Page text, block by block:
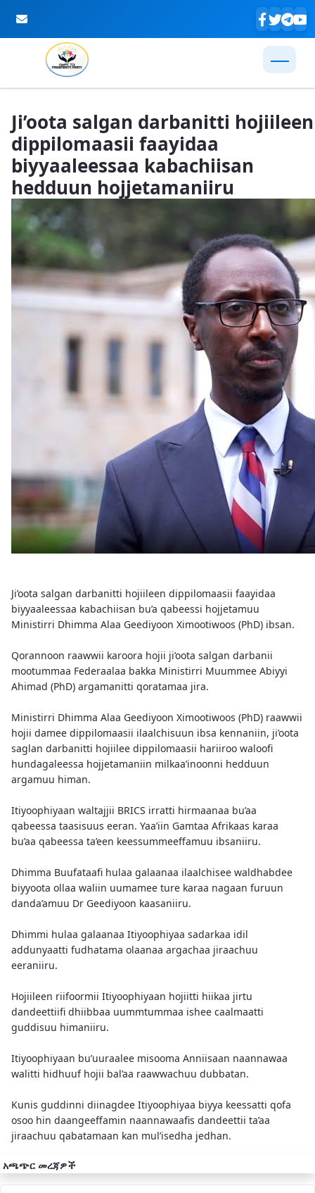
Ji’oota salgan darbanitti hojiileen
dippilomaasii faayidaa
biyyaaleessaa kabachiisan
hedduun hojjetamaniiru
Ji’oota salgan darbanitti hojiileen dippilomaasii faayidaa
biyyaaleessaa kabachiisan bu’a qabeessi hojjetamuu
Ministirri Dhimma Alaa Geediyoon Ximootiwoos (PhD) ibsan.
Qorannoon raawwii karoora hojii ji’oota salgan darbanii
mootummaa Federaalaa bakka Ministirri Muummee Abiyyi
Ahimad (PhD) argamanitti qoratamaa jira.
Ministirri Dhimma Alaa Geediyoon Ximootiwoos (PhD) raawwii
hojii damee dippilomaasii ilaalchisuun ibsa kennaniin, ji’oota
saglan darbanitti hojiilee dippilomaasii hariiroo waloofi
hundagaleessa hojjetamaniin milkaa’inoonni hedduun
argamuu himan.
Itiyoophiyaan waltajjii BRICS irratti hirmaanaa bu’aa
qabeessa taasisuus eeran. Yaa’iin Gamtaa Afrikaas karaa
bu’aa qabeessa ta’een keessummeeffamuu ibsaniiru.
Dhimma Buufataafi hulaa galaanaa ilaalchisee waldhabdee
biyyoota ollaa waliin uumamee ture karaa nagaan furuun
danda’amuu Dr Geediyoon kaasaniiru.
Dhimmi hulaa galaanaa Itiyoophiyaa sadarkaa idil
addunyaatti fudhatama olaanaa argachaa jiraachuu
eeraniiru.
Hojiileen riifoormii Itiyoophiyaan hojiitti hiikaa jirtu
dandeettiifi dhiibbaa uummtummaa ishee caalmaatti
guddisuu himaniiru.
Itiyoophiyaan bu’uuraalee misooma Anniisaan naannawaa
walitti hidhuuf hojii bal’aa raawwachuu dubbatan.
Kunis guddinni diinagdee Itiyoophiyaa biyya keessatti qofa
osoo hin daangeeffamin naannawaafis dandeettii ta’aa
jiraachuu qabatamaan kan mul’isedha jedhan.
አጫጭር መረጃዎች